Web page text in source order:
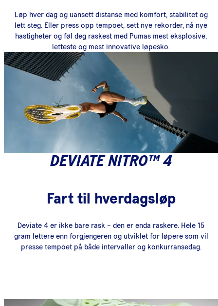
Løp hver dag og uansett distanse med komfort, stabilitet og
lett steg. Eller press opp tempoet, sett nye rekorder, nå nye
hastigheter og føl deg raskest med Pumas mest eksplosive,
letteste og mest innovative løpesko.
DEVIATE NITRO™ 4
Fart til hverdagsløp
Deviate 4 er ikke bare rask – den er enda raskere. Hele 15
gram lettere enn forgjengeren og utviklet for løpere som vil
presse tempoet på både intervaller og konkurransedag.